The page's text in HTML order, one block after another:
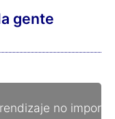
gente
no importa